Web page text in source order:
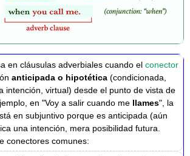
en cláusulas adverbiales cuando elconector
anticipada o hipotética (condicionada,
intención, virtual) desde el punto de vista de
en "Voy a salir cuando me llames", la
en subjuntivo porque es anticipada (aún
una intención, mera posibilidad futura.
conectores comunes: